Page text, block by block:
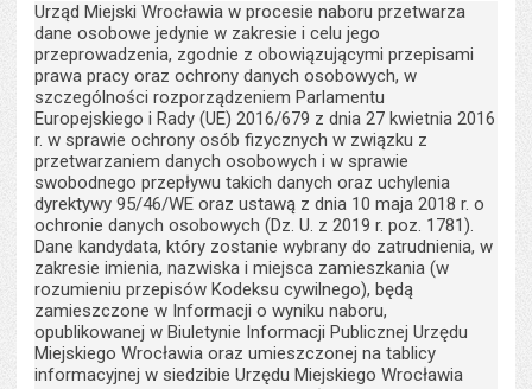
Urząd Miejski Wrocławia w procesie naboru przetwarza
dane osobowe jedynie w zakresie i celu jego
przeprowadzenia, zgodnie z obowiązującymi przepisami
prawa pracy oraz ochrony danych osobowych, w
szczególności rozporządzeniem Parlamentu
Europejskiego i Rady (UE) 2016/679 z dnia 27 kwietnia 2016
r. w sprawie ochrony osób fizycznych w związku z
przetwarzaniem danych osobowych i w sprawie
swobodnego przepływu takich danych oraz uchylenia
dyrektywy 95/46/WE oraz ustawą z dnia 10 maja 2018 r. o
ochronie danych osobowych (Dz. U. z 2019 r. poz. 1781).
Dane kandydata, który zostanie wybrany do zatrudnienia, w
zakresie imienia, nazwiska i miejsca zamieszkania (w
rozumieniu przepisów Kodeksu cywilnego), będą
zamieszczone w Informacji o wyniku naboru,
opublikowanej w Biuletynie Informacji Publicznej Urzędu
Miejskiego Wrocławia oraz umieszczonej na tablicy
informacyjnej w siedzibie Urzędu Miejskiego Wrocławia